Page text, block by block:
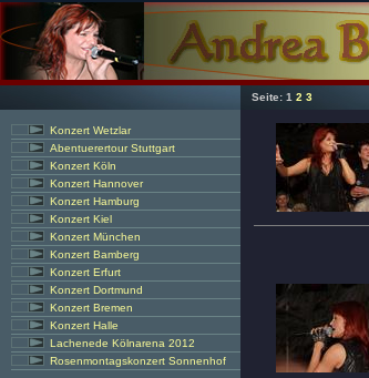
Seite: 1 2 3
Konzert Wetzlar
Abentuerertour Stuttgart
Konzert Köln
Konzert Hannover
Konzert Hamburg
Konzert Kiel
Konzert München
Konzert Bamberg
Konzert Erfurt
Konzert Dortmund
Konzert Bremen
Konzert Halle
Lachenede Kölnarena 2012
Rosenmontagskonzert Sonnenhof